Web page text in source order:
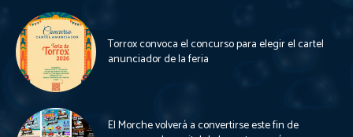
Torrox convoca el concurso para elegir el cartel
anunciador de la feria
El Morche volverá a convertirse este fin de